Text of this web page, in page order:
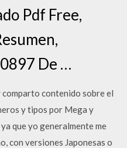
Pdf Free,
De …
comparto contenido sobre el
y tipos por Mega y
que yo generalmente me
con versiones Japonesas o